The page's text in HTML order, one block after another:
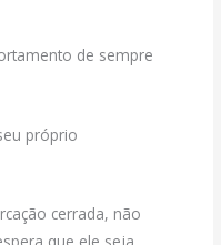
de sempre
próprio
cerrada, não